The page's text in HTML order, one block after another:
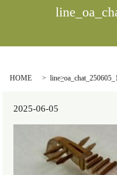
HOME
2025-06-05